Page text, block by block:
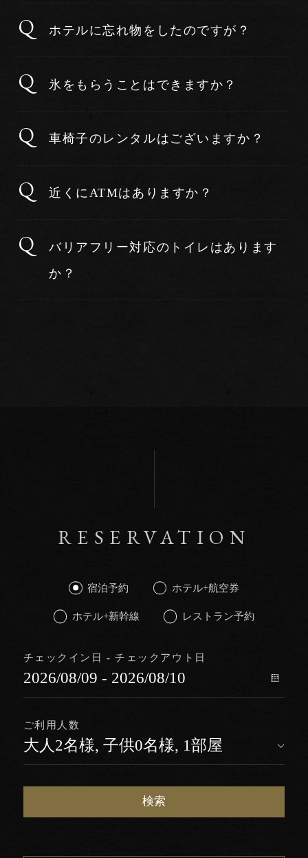
ホテルに忘れ物をしたのですが？
氷をもらうことはできますか？
車椅子のレンタルはございますか？
近くにATMはありますか？
バリアフリー対応のトイレはあります
か？
RESERVATION
宿泊予約 ホテル+航空券
ホテル+新幹線 レストラン予約
チェックイン日 - チェックアウト日
ご利用人数
検索